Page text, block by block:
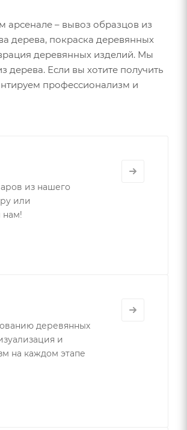
арсенале – вывоз образцов из
дерева, покраска деревянных
деревянных изделий. Мы
Если вы хотите получить
профессионализм и
из нашего
или
нам!
деревянных
и
на каждом этапе